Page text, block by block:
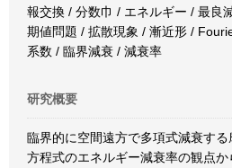
報交換 / 分数巾 / エネルギー / 最良
期値問題 / 拡散現象 / 漸近形 /
系数 / 臨界減衰 / 減衰率
研究概要
臨界的に空間遠方で多項式減衰す
方程式のエネルギー減衰率の観点